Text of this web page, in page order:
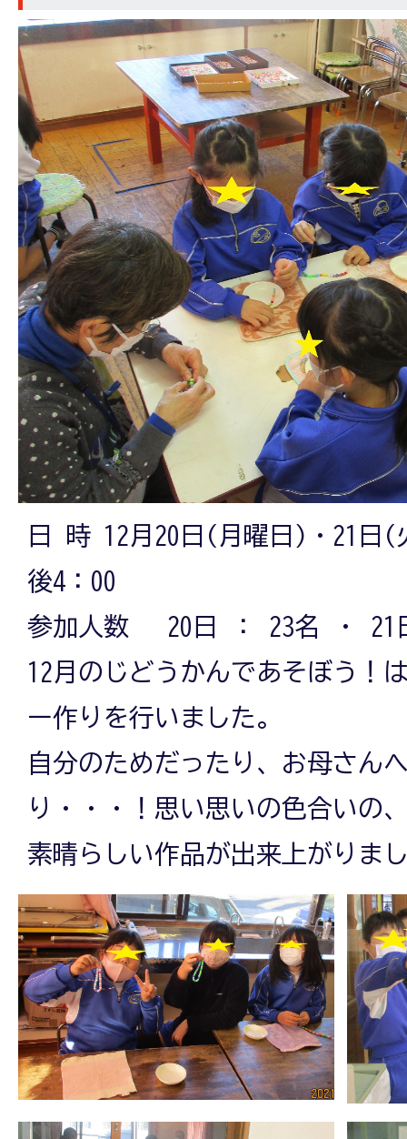
日 時 12月20日(月曜日)・21日
後4：00
参加人数 20日 ： 23名 ・ 21
12月のじどうかんであそぼう！
ー作りを行いました。
自分のためだったり、お母さん
り・・・！思い思いの色合いの
素晴らしい作品が出来上がりま